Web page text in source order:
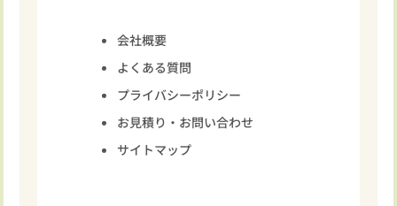
会社概要
よくある質問
プライバシーポリシー
お見積り・お問い合わせ
サイトマップ